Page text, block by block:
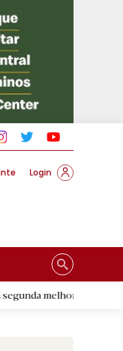
Login
mundial do ano